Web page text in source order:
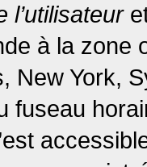
l’utilisateur
à la
New York,
fuseau